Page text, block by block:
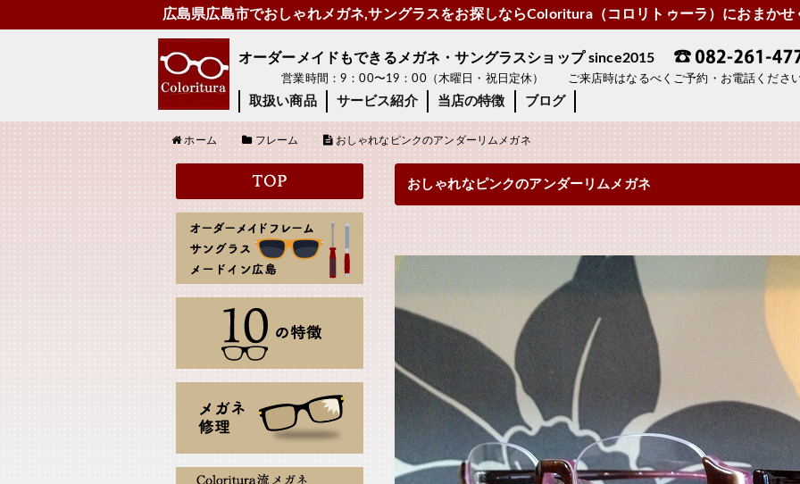
広島県広島市でおしゃれメガネ,サングラスをお探しならColoritura（コロリトゥーラ）におまかせ
オーダーメイドもできるメガネ・サングラスショップ since2015
営業時間：9：00〜19：00（木曜日・祝日定休） ご来店時はなるべくご予約・お電話ください
取扱い商品 サービス紹介 当店の特徴 ブログ
ホーム フレーム おしゃれなピンクのアンダーリムメガネ
おしゃれなピンクのアンダーリムメガネ